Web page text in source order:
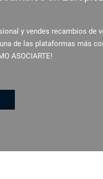
y vendes recambios de
de las plataformas más
ASOCIARTE!